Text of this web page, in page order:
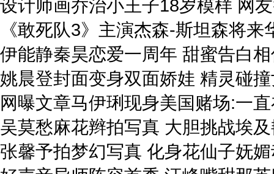
设计师画乔治小王子18岁模样 网
《敢死队3》主演杰森-斯坦森将来
伊能静秦昊恋爱一周年 甜蜜告白
姚晨登封面变身双面娇娃 精灵碰
网曝文章马伊琍现身美国赌场:一
吴莫愁麻花辫拍写真 大胆挑战埃
张馨予拍梦幻写真 化身花仙子妩